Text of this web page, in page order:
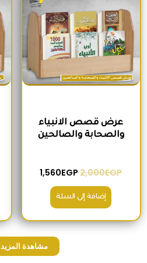
عرض قصص الانبياء
والصحابة والصالحين
2,000EGP
1,560EGP
إضافة إلى السلة
مشاهدة المزيد